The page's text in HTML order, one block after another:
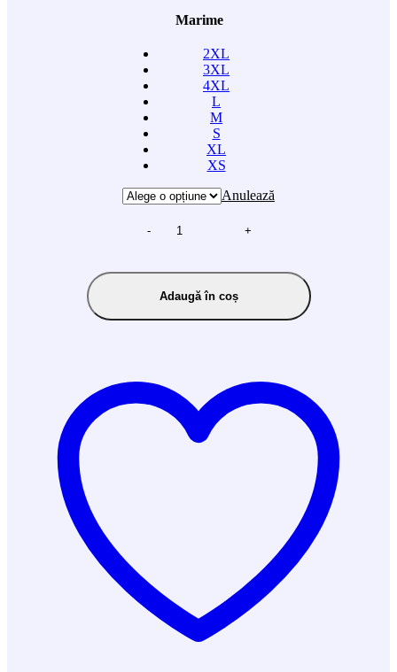
Marime
2XL
3XL
4XL
L
M
S
XL
XS
Anulează
- +
Adaugă în coș